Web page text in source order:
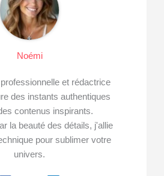
Noémi
et rédactrice
des instants authentiques
contenus inspirants.
la beauté des détails, j'allie
pour sublimer votre
univers.